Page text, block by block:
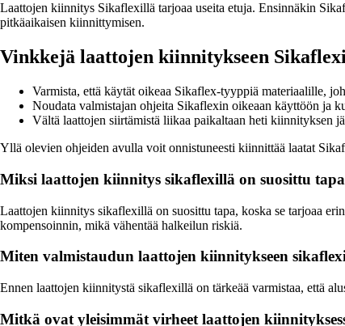
Laattojen kiinnitys Sikaflexillä tarjoaa useita etuja. Ensinnäkin
pitkäaikaisen kiinnittymisen.
Vinkkejä laattojen kiinnitykseen
Varmista, että käytät oikeaa Sikaflex-tyyppiä materiaalille,
Noudata valmistajan ohjeita Sikaflexin oikeaan käyttöön ja
Vältä laattojen siirtämistä liikaa paikaltaan heti kiinnityksen
Yllä olevien ohjeiden avulla voit onnistuneesti kiinnittää laatat
Miksi laattojen kiinnitys sikaflexillä on suosittu
Laattojen kiinnitys sikaflexillä on suosittu tapa, koska se tarjoaa
kompensoinnin, mikä vähentää halkeilun riskiä.
Miten valmistaudun laattojen kiinnitykseen
Ennen laattojen kiinnitystä sikaflexillä on tärkeää varmistaa, että
Mitkä ovat yleisimmät virheet laattojen